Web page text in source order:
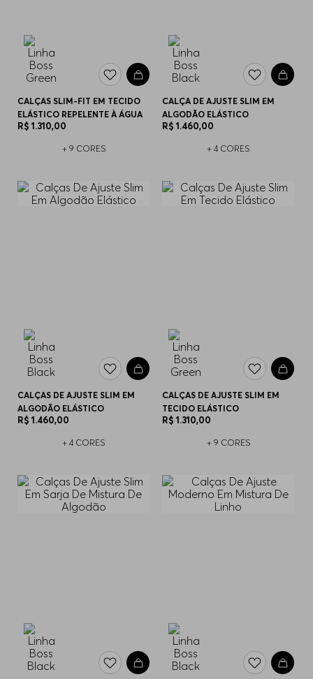
CALÇAS SLIM-FIT EM TECIDO
ELÁSTICO REPELENTE À ÁGUA
R$ 1.310,00
+ 9 CORES
CALÇA DE AJUSTE SLIM EM
ALGODÃO ELÁSTICO
R$ 1.460,00
+ 4 CORES
CALÇAS DE AJUSTE SLIM EM
ALGODÃO ELÁSTICO
R$ 1.460,00
+ 4 CORES
CALÇAS DE AJUSTE SLIM EM
TECIDO ELÁSTICO
R$ 1.310,00
+ 9 CORES